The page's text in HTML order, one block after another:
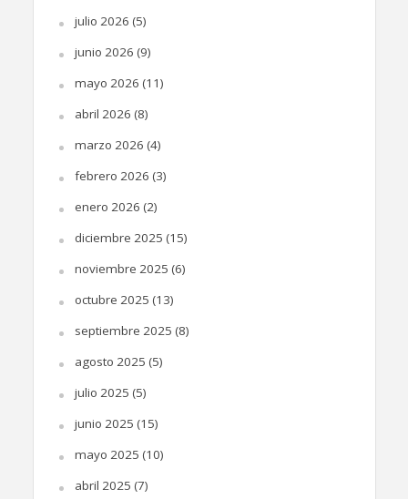
julio 2026 (5)
junio 2026 (9)
mayo 2026 (11)
abril 2026 (8)
marzo 2026 (4)
febrero 2026 (3)
enero 2026 (2)
diciembre 2025 (15)
noviembre 2025 (6)
octubre 2025 (13)
septiembre 2025 (8)
agosto 2025 (5)
julio 2025 (5)
junio 2025 (15)
mayo 2025 (10)
abril 2025 (7)